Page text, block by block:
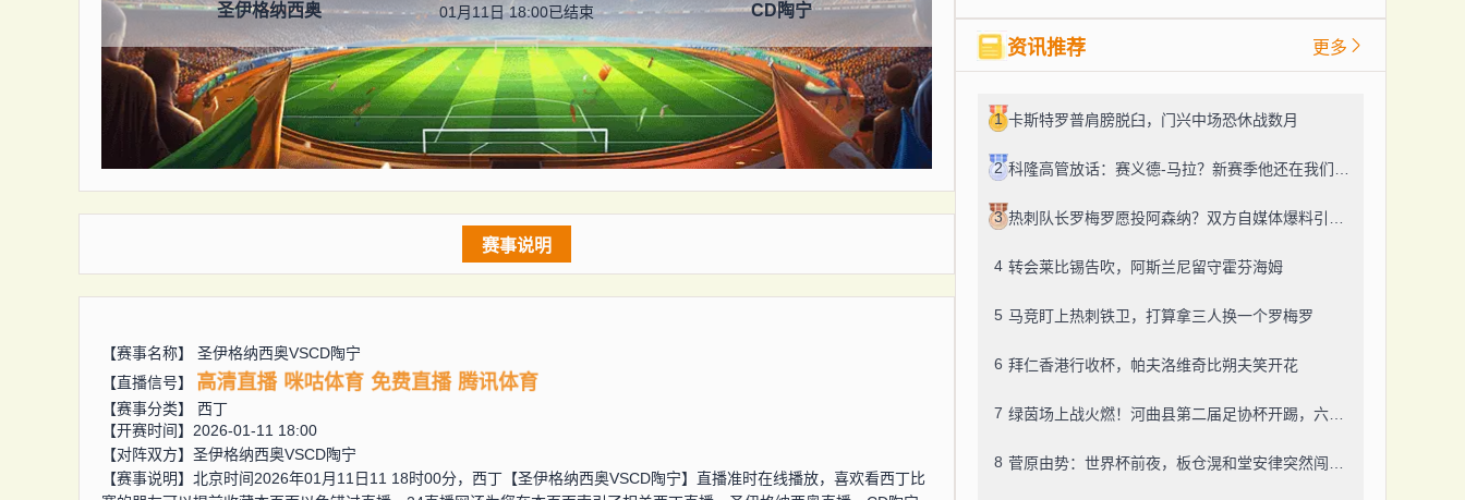
圣伊格纳西奥 01月11日 18:00已结束 CD陶宁
赛事说明
【赛事名称】 圣伊格纳西奥VSCD陶宁
【直播信号】
高清直播 咪咕体育 免费直播 腾讯体育
【赛事分类】 西丁
【开赛时间】2026-01-11 18:00
【对阵双方】 圣伊格纳西奥VSCD陶宁
【赛事说明】北京时间2026年01月11日11 18时00分，西丁【圣伊格纳西奥VSCD陶宁】直播准时在线播放，喜欢看西丁比
资讯推荐 更多
1 卡斯特罗普肩膀脱臼，门兴中场恐休战数月
2
3
4 转会莱比锡告吹，阿斯兰尼留守霍芬海姆
5 马竞盯上热刺铁卫，打算拿三人换一个罗梅罗
6 拜仁香港行收杯，帕夫洛维奇比朔夫笑开花
7
8